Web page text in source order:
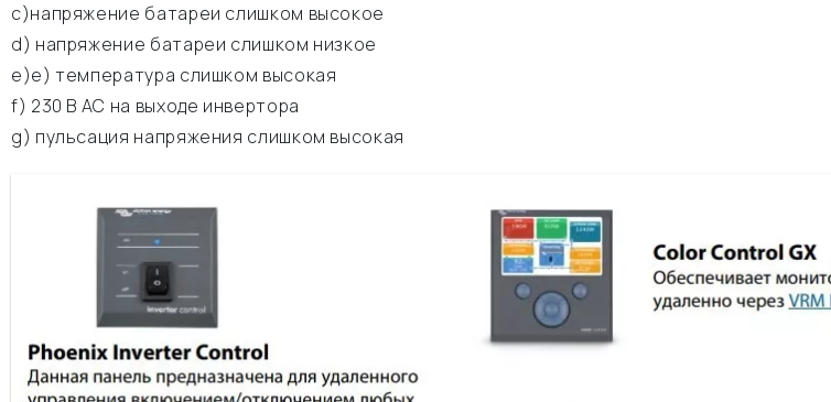
c)напряжение батареи слишком высокое
d) напряжение батареи слишком низкое
e)е) температура слишком высокая
f) 230 В АС на выходе инвертора
g) пульсация напряжения слишком высокая